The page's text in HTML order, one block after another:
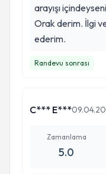
arayışı
Orak derim. İlgi
ederim.
Randevu sonrası
C*** E***
Zamanlama
5.0